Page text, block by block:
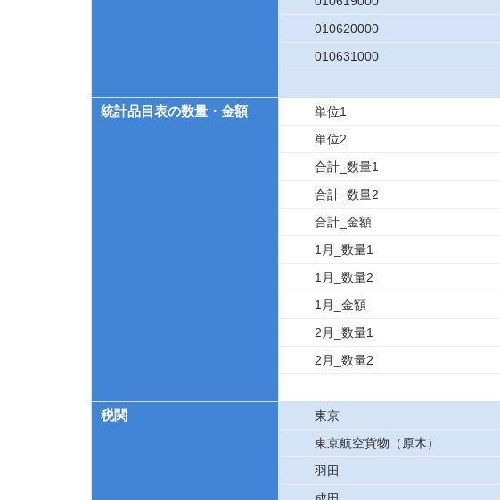
010620000
010631000
統計品目表の数量・金額
単位1
単位2
合計_数量1
合計_数量2
合計_金額
1月_数量1
1月_数量2
1月_金額
2月_数量1
2月_数量2
税関
東京
東京航空貨物（原木）
羽田